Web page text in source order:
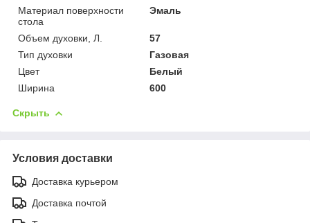
Материал поверхности
стола
Эмаль
Объем духовки, Л.
57
Тип духовки
Газовая
Цвет
Белый
Ширина
600
Скрыть
Условия доставки
Доставка курьером
Доставка почтой